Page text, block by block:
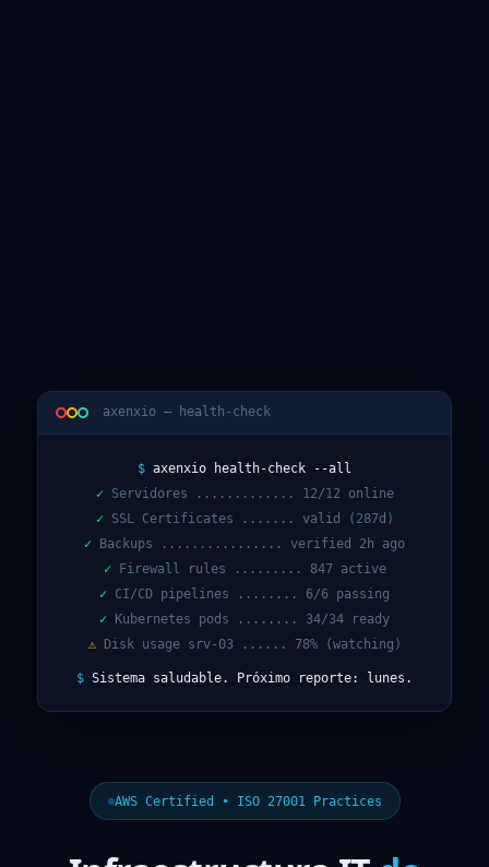
AWS Certified • ISO 27001 Practices
axenxio — health-check
$ axenxio health-check --all
✓ Servidores ............. 12/12 online
✓ SSL Certificates ....... valid (287d)
✓ Backups ................ verified 2h ago
✓ Firewall rules ......... 847 active
✓ CI/CD pipelines ........ 6/6 passing
✓ Kubernetes pods ........ 34/34 ready
⚠ Disk usage srv-03 ...... 78% (watching)
$ Sistema saludable. Próximo reporte: lunes.